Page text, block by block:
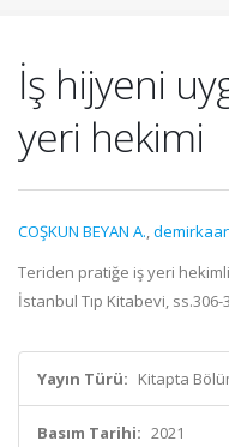
İş hijyeni
yeri hekimi
COŞKUN BEYAN A.,
Teriden pratiğe iş yeri
İstanbul Tıp Kitabevi, ss.306-
Yayın Türü: Kitapta
Basım Tarihi: 2021